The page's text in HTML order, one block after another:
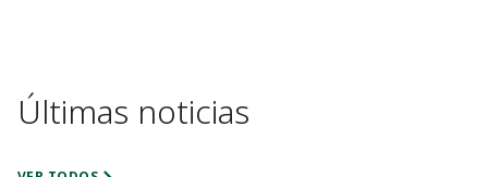
Últimas noticias